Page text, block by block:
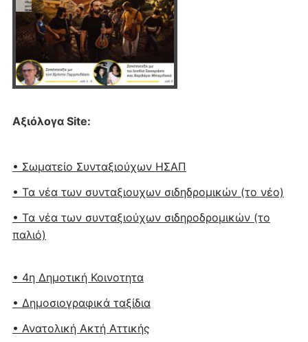
Αξιόλογα Site:
• Σωματείο Συνταξιούχων ΗΣΑΠ
• Τα νέα των συνταξιουχων σιδηδρομικών (το νέο)
• Τα νέα των συνταξιούχων σιδηροδρομικών (το
παλιό)
• 4η Δημοτική Κοινοτητα
• Δημοσιογραφικά ταξίδια
• Ανατολική Ακτή Αττικής